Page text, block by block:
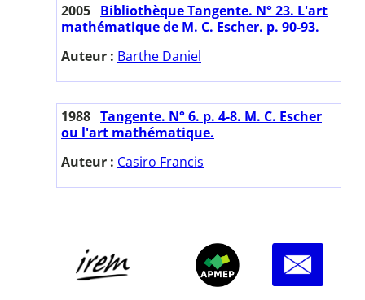
2005 Bibliothèque Tangente. N° 23. L'art
mathématique de M. C. Escher. p. 90-93.
Auteur : Barthe Daniel
1988 Tangente. N° 6. p. 4-8. M. C. Escher
ou l'art mathématique.
Auteur : Casiro Francis